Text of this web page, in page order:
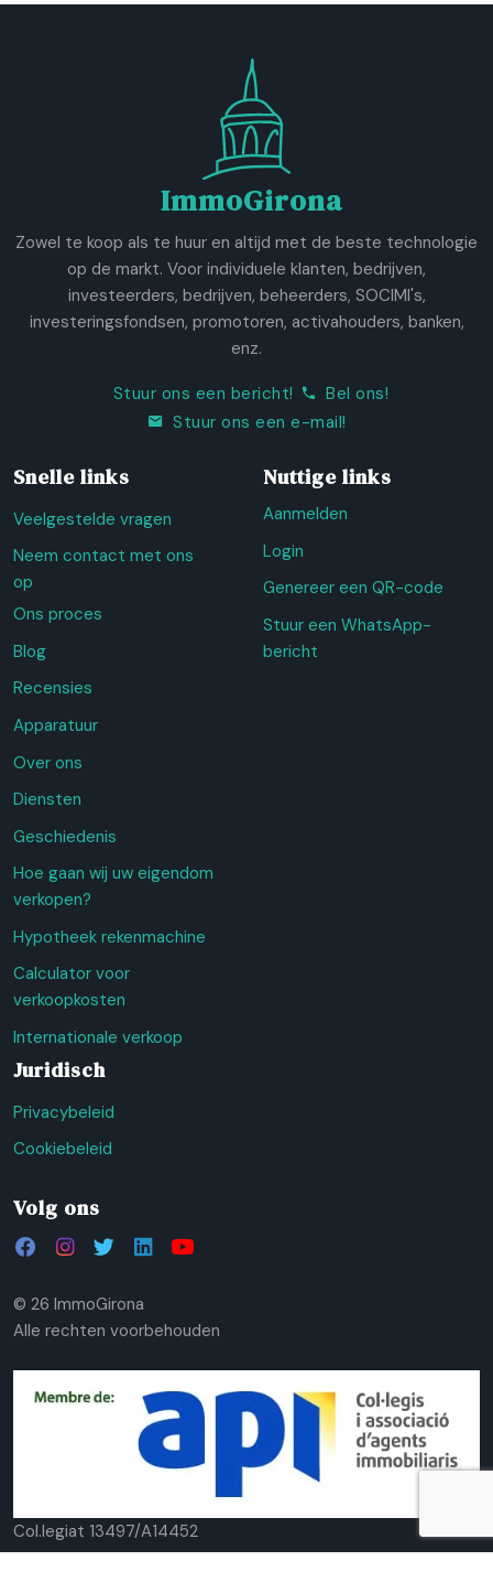
ImmoGirona
Zowel te koop als te huur en altijd met de beste technologie
op de markt. Voor individuele klanten, bedrijven,
investeerders, bedrijven, beheerders, SOCIMI's,
investeringsfondsen, promotoren, activahouders, banken,
enz.
Stuur ons een bericht!
Bel ons!
Stuur ons een e-mail!
Snelle links
Veelgestelde vragen
Neem contact met ons
op
Ons proces
Blog
Recensies
Apparatuur
Over ons
Diensten
Geschiedenis
Hoe gaan wij uw eigendom
verkopen?
Hypotheek rekenmachine
Calculator voor
verkoopkosten
Internationale verkoop
Nuttige links
Aanmelden
Login
Genereer een QR-code
Stuur een WhatsApp-
bericht
Juridisch
Privacybeleid
Cookiebeleid
Volg ons
© 26 ImmoGirona
Alle rechten voorbehouden
Col.legiat 13497/A14452